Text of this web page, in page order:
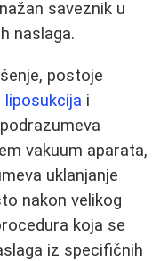
saveznik u
naslaga.
postoje
liposukcija i
vakuum aparata,
uklanjanje
nakon velikog
koja se
iz specifičnih